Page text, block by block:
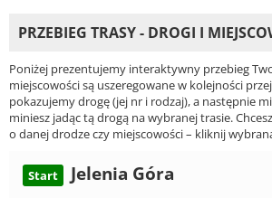
PRZEBIEG TRASY - DROGI I
Poniżej prezentujemy interaktywny przebieg
miejscowości są uszeregowane w kolejności
pokazujemy drogę (jej nr i rodzaj), a następnie
miniesz jadąc tą drogą na wybranej trasie.
o danej drodze czy miejscowości – kliknij
Start Jelenia Góra